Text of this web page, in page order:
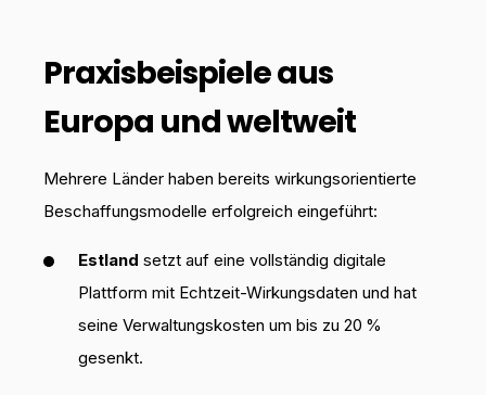
Praxisbeispiele aus
Europa und weltweit
Mehrere Länder haben bereits wirkungsorientierte
Beschaffungsmodelle erfolgreich eingeführt:
Estland setzt auf eine vollständig digitale
Plattform mit Echtzeit-Wirkungsdaten und hat
seine Verwaltungskosten um bis zu 20 %
gesenkt.